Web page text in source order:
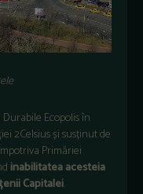
Ecopolis în
2Celsius și susținut de
Primăriei
inabilitatea acesteia
Capitalei.